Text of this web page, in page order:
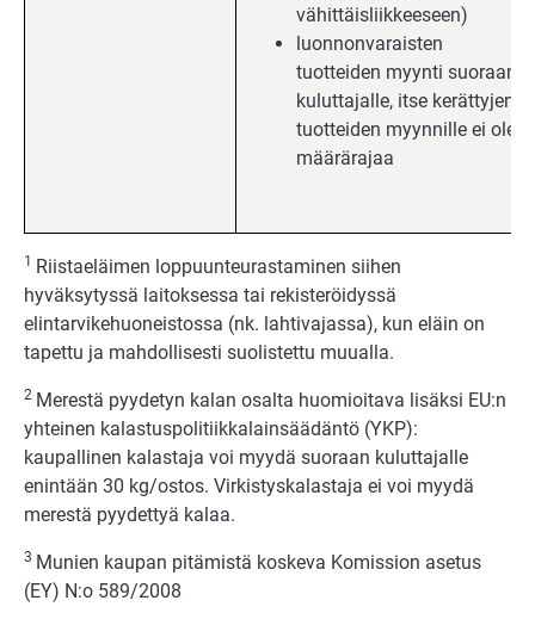
vähittäisliikkeeseen)
luonnonvaraisten
tuotteiden myynti suoraan
kuluttajalle, itse kerättyjen
tuotteiden myynnille ei ole
määrärajaa
1 Riistaeläimen loppuunteurastaminen siihen
hyväksytyssä laitoksessa tai rekisteröidyssä
elintarvikehuoneistossa (nk. lahtivajassa), kun eläin on
tapettu ja mahdollisesti suolistettu muualla.
2 Merestä pyydetyn kalan osalta huomioitava lisäksi EU:n
yhteinen kalastuspolitiikkalainsäädäntö (YKP):
kaupallinen kalastaja voi myydä suoraan kuluttajalle
enintään 30 kg/ostos. Virkistyskalastaja ei voi myydä
merestä pyydettyä kalaa.
3 Munien kaupan pitämistä koskeva Komission asetus
(EY) N:o 589/2008